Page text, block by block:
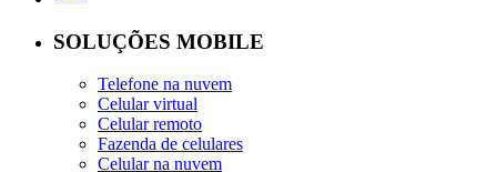
SOLUÇÕES MOBILE
Telefone na nuvem
Celular virtual
Celular remoto
Fazenda de celulares
Celular na nuvem